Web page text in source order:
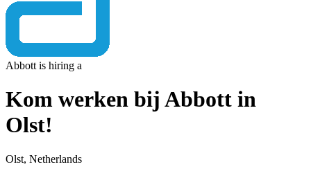
Abbott is hiring a
Kom werken bij Abbott in
Olst!
Olst, Netherlands